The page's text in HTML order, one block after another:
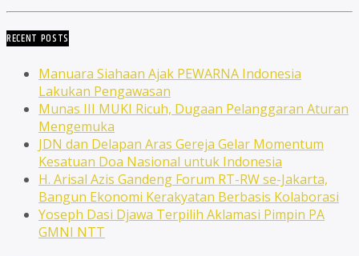
RECENT POSTS
Manuara Siahaan Ajak PEWARNA Indonesia
Lakukan Pengawasan
Munas III MUKI Ricuh, Dugaan Pelanggaran Aturan
Mengemuka
JDN dan Delapan Aras Gereja Gelar Momentum
Kesatuan Doa Nasional untuk Indonesia
H. Arisal Azis Gandeng Forum RT-RW se-Jakarta,
Bangun Ekonomi Kerakyatan Berbasis Kolaborasi
Yoseph Dasi Djawa Terpilih Aklamasi Pimpin PA
GMNI NTT